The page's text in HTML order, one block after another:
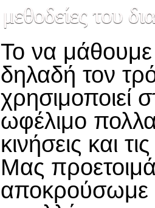
μεθοδείες του
Το να μάθουμε
δηλαδή τον
χρησιμοποιεί
ωφέλιμο
κινήσεις και
Μας
αποκρούσωμε